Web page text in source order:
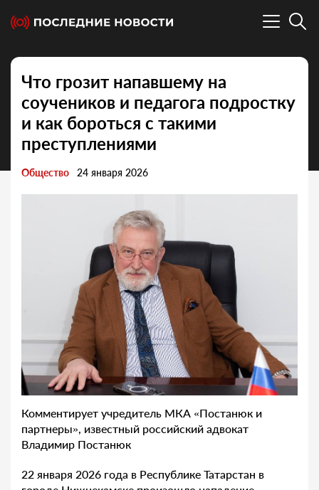
Что грозит напавшему на
соучеников и педагога подростку
и как бороться с такими
преступлениями
Общество 24 января 2026
Комментирует учредитель МКА «Постанюк и
партнеры», известный российский адвокат
Владимир Постанюк
22 января 2026 года в Республике Татарстан в